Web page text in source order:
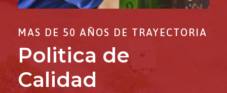
MAS DE 50 AÑOS DE TRAYECTORIA
Politica de
Calidad